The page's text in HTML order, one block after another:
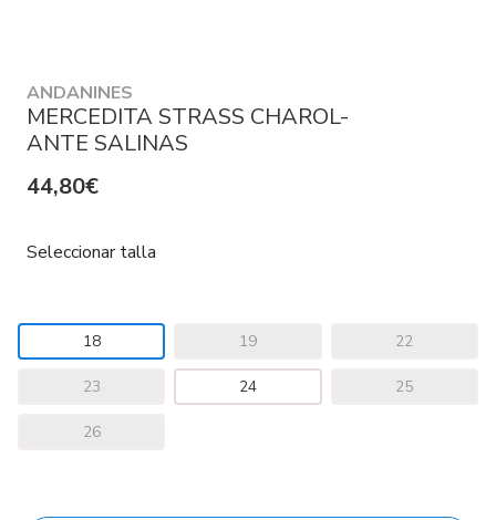
ANDANINES
MERCEDITA STRASS CHAROL-
ANTE SALINAS
44,80€
Seleccionar talla
18 19 22
23 24 25
26